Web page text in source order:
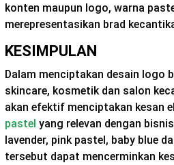
konten maupun logo, warna
merepresentasikan brad
KESIMPULAN
Dalam menciptakan desain logo
skincare, kosmetik dan salon
akan efektif menciptakan kesan
pastel yang relevan dengan
lavender, pink pastel, baby blue
tersebut dapat mencerminkan